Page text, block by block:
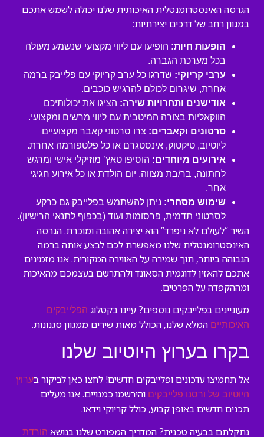
הגרסה האינסטרומנטלית האיכותית שלנו יכולה לשמש אתכם
במגוון רחב של דרכים יצירתיות:
הופעות חיות: הופיעו עם ליווי מקצועי שנשמע מעולה
בכל מערכת הגברה.
ערבי קריוקי: שדרגו כל ערב קריוקי עם פלייבק ברמה
אחרת, שיגרום לכולם להרגיש כוכבים.
אודישנים ותחרויות שירה: הציגו את יכולותיכם
הווקאליות בצורה המיטבית עם ליווי מרשים ומקצועי.
סרטונים וקאברים: צרו סרטוני קאבר מקצועיים
ליוטיוב, טיקטוק, אינסטגרם או כל פלטפורמה אחרת.
אירועים מיוחדים: הוסיפו טאץ’ מוזיקלי אישי ומרגש
לחתונה, בר/בת מצווה, יום הולדת או כל אירוע חגיגי
אחר.
שימוש מסחרי: ניתן להשתמש בפלייבק גם כרקע
לסרטוני תדמית, פרסומות ועוד (בכפוף לתנאי הרישיון).
השיר “לעולם לא ניפרד” הוא יצירה אהובה ומוכרת. הגרסה
האינסטרומנטלית שלנו מאפשרת לכם לבצע אותה ברמה
הגבוהה ביותר, תוך שמירה על האווירה המקורית. אנו מזמינים
אתכם להאזין לדוגמית הסאונד ולהתרשם בעצמכם מהאיכות
ומההקפדה על הפרטים.
מעוניינים בפלייבקים נוספים? עיינו בקטלוג הפלייבקים
האיכותיים המלא שלנו, הכולל מאות שירים ממגוון סגנונות.
בקרו בערוץ היוטיוב שלנו
אל תחמיצו עדכונים ופלייבקים חדשים! לחצו כאן לביקור בערוץ
היוטיוב של ורסנו פלייבקים והירשמו כמנויים. אנו מעלים
תכנים חדשים באופן קבוע, כולל קריוקי וידאו.
נתקלתם בבעיה טכנית? המדריך המפורט שלנו בנושא הורדת